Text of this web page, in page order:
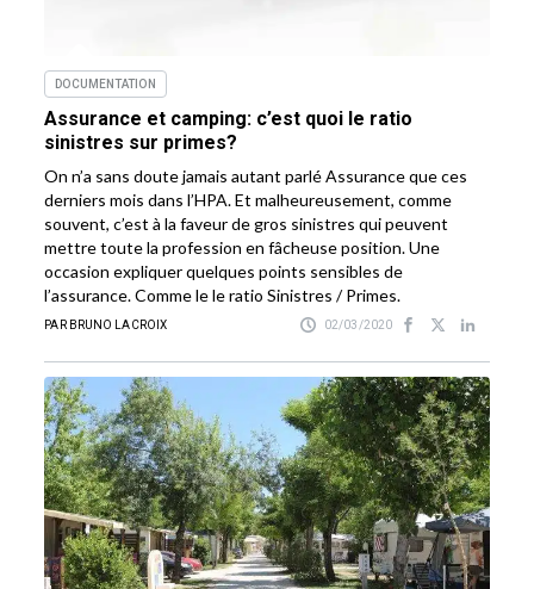
DOCUMENTATION
Assurance et camping: c’est quoi le ratio
sinistres sur primes?
On n’a sans doute jamais autant parlé Assurance que ces
derniers mois dans l’HPA. Et malheureusement, comme
souvent, c’est à la faveur de gros sinistres qui peuvent
mettre toute la profession en fâcheuse position. Une
occasion expliquer quelques points sensibles de
l’assurance. Comme le le ratio Sinistres / Primes.
PAR BRUNO LACROIX 02/03/2020